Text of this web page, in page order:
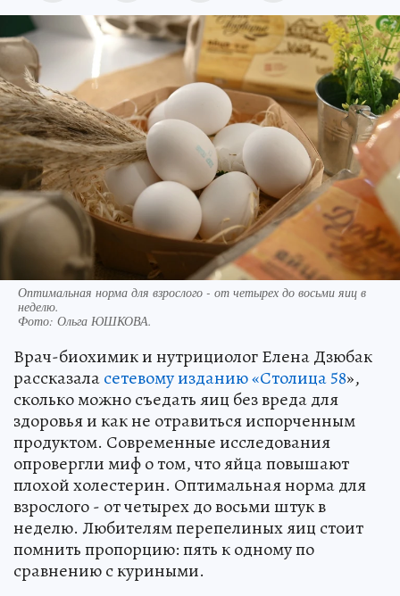
Оптимальная норма для взрослого - от четырех до восьми яиц в
неделю.
Фото: Ольга ЮШКОВА.
Врач-биохимик и нутрициолог Елена Дзюбак
рассказаласетевому изданию «Столица 58»,
сколько можно съедать яиц без вреда для
здоровья и как не отравиться испорченным
продуктом. Современные исследования
опровергли миф о том, что яйца повышают
плохой холестерин. Оптимальная норма для
взрослого - от четырех до восьми штук в
неделю. Любителям перепелиных яиц стоит
помнить пропорцию: пять к одному по
сравнению с куриными.